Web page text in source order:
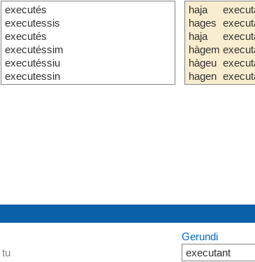
executés
executessis
executés
executéssim
executéssiu
executessin
haja
hages
haja
hàgem
hàgeu
hagen
tu
Gerundi
executant